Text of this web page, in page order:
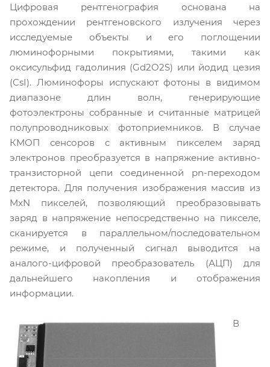
Цифровая рентгенография основана на
прохождении рентгеновского излучения через
исследуемые объекты и его поглощении
люминофорными покрытиями, такими как
оксисульфид гадолиния (Gd2O2S) или йодид цезия
(CsI). Люминофоры испускают фотоны в видимом
диапазоне длин волн, генерирующие
фотоэлектроны собранные и считанные матрицей
полупроводниковых фотоприемников. В случае
КМОП сенсоров с активным пикселем заряд
электронов преобразуется в напряжение активно-
транзисторной цепи соединенной pn-переходом
детектора. Для получения изображения массив из
MxN пикселей, позволяющий преобразовывать
заряд в напряжение непосредственно на пикселе,
сканируется в параллельном/последовательном
режиме, и полученный сигнал выводится на
аналого-цифровой преобразователь (АЦП) для
дальнейшего накопления и отображения
информации.
В